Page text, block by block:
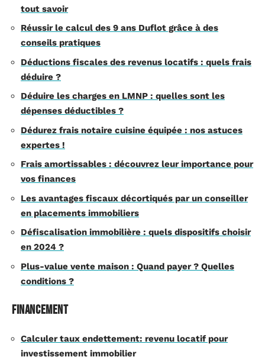
tout savoir
Réussir le calcul des 9 ans Duflot grâce à des
conseils pratiques
Déductions fiscales des revenus locatifs : quels frais
déduire ?
Déduire les charges en LMNP : quelles sont les
dépenses déductibles ?
Dédurez frais notaire cuisine équipée : nos astuces
expertes !
Frais amortissables : découvrez leur importance pour
vos finances
Les avantages fiscaux décortiqués par un conseiller
en placements immobiliers
Défiscalisation immobilière : quels dispositifs choisir
en 2024 ?
Plus-value vente maison : Quand payer ? Quelles
conditions ?
Financement
Calculer taux endettement: revenu locatif pour
investissement immobilier